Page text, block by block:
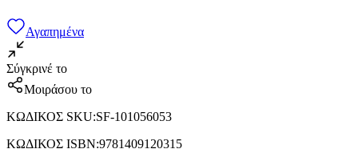
Αγαπημένα
Σύγκρινέ το
Μοιράσου το
ΚΩΔΙΚΟΣ SKU:SF-101056053
ΚΩΔΙΚΟΣ ISBN:9781409120315